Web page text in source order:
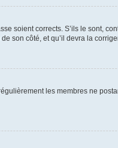
soient corrects. S’ils le sont,
son côté, et qu’il devra la
les membres ne